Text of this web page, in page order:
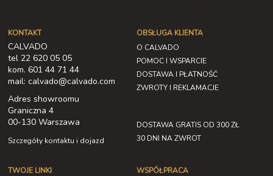
KONTAKT
CALVADO
tel 22 620 05 05
kom. 601 44 71 44
mail: calvado@calvado.com
Adres showroomu
Graniczna 4
00-130 Warszawa
Szczegóły kontaktu i dojazd
OBSŁUGA KLIENTA
O CALVADO
POMOC I WSPARCIE
DOSTAWA I PŁATNOŚĆ
ZWROTY I REKLAMACJE
DOSTAWA GRATIS OD 300 ZŁ
30 DNI NA ZWROT
TWOJE LINKI
WSPÓŁPRACA